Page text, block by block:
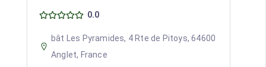
0.0
bât Les Pyramides, 4 Rte de Pitoys, 64600
Anglet, France